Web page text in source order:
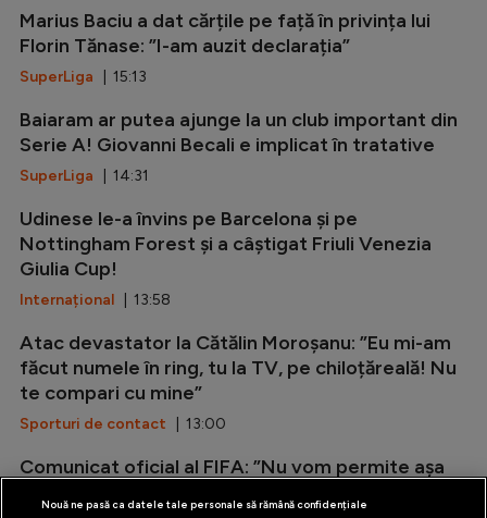
Marius Baciu a dat cărțile pe față în privința lui
Florin Tănase: ”I-am auzit declarația”
SuperLiga | 15:13
Baiaram ar putea ajunge la un club important din
Serie A! Giovanni Becali e implicat în tratative
SuperLiga | 14:31
Udinese le-a învins pe Barcelona și pe
Nottingham Forest și a câștigat Friuli Venezia
Giulia Cup!
Internațional | 13:58
Atac devastator la Cătălin Moroșanu: ”Eu mi-am
făcut numele în ring, tu la TV, pe chiloțăreală! Nu
te compari cu mine”
Sporturi de contact | 13:00
Comunicat oficial al FIFA: ”Nu vom permite așa
Nouă ne pasă ca datele tale personale să rămână confidențiale